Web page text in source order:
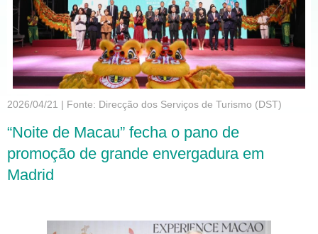
2026/04/21 | Fonte: Direcção dos Serviços de Turismo (DST)
“Noite de Macau” fecha o pano de
promoção de grande envergadura em
Madrid